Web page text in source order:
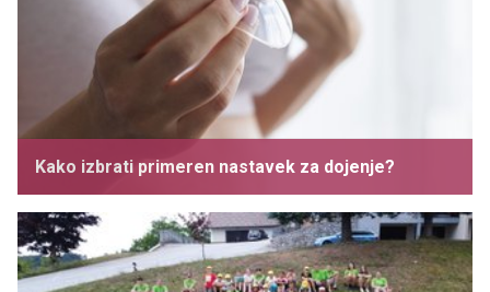
Kako izbrati primeren nastavek za dojenje?